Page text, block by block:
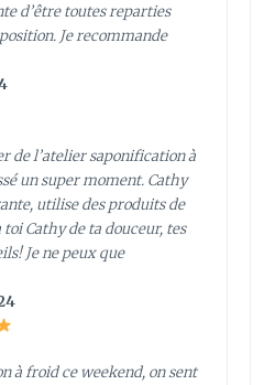
d’être toutes reparties
Je recommande
de l’atelier saponification à
un super moment. Cathy
utilise des produits de
Cathy de ta douceur, tes
Je ne peux que
à froid ce weekend, on sent